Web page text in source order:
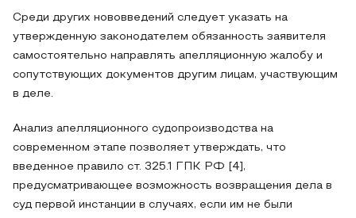
Среди других нововведений следует указать на
утвержденную законодателем обязанность заявителя
самостоятельно направлять апелляционную жалобу и
сопутствующих документов другим лицам, участвующим
в деле.
Анализ апелляционного судопроизводства на
современном этапе позволяет утверждать, что
введенное правило ст. 325.1 ГПК РФ [4],
предусматривающее возможность возвращения дела в
суд первой инстанции в случаях, если им не были